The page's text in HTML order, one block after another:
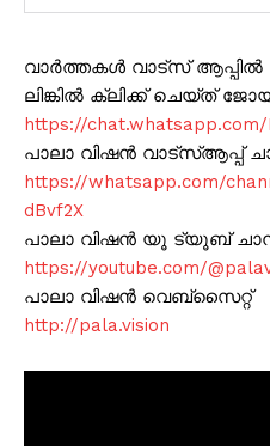
വാർത്തകൾ വാട്സ്
ലിങ്കിൽ ക്ലിക്ക് ചെയ്ത്
https://chat.whatsapp.com/
പാലാ വിഷൻ വാട്സ്ആപ്പ്
https://whatsapp.com/
dBvf2X
പാലാ വിഷൻ യൂ ട്യൂബ്
https://youtube.com/
പാലാ വിഷൻ വെബ്സൈറ്റ്
http://pala.vision